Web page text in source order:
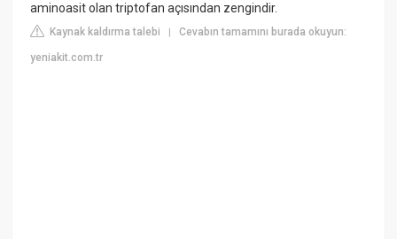
aminoasit olan triptofan açısından zengindir.
Kaynak kaldırma talebi |Cevabın tamamını burada okuyun:
yeniakit.com.tr